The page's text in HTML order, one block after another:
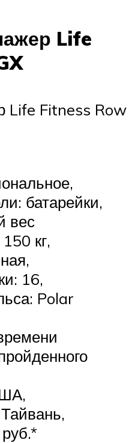
Life
Life Fitness Row
батарейки,
вес
кг,
16,
Polar